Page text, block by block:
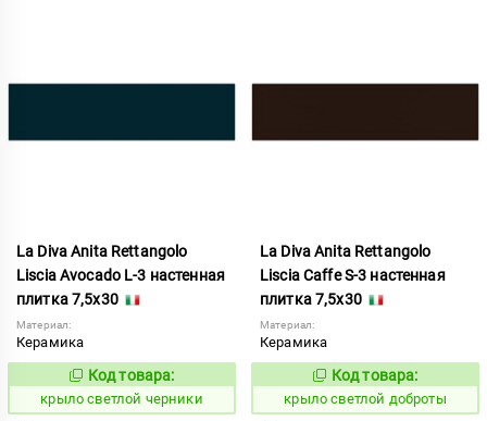
La Diva Anita Rettangolo
Liscia Avocado L-3 настенная
плитка 7,5x30
Материал:
Керамика
838619
Код товара:
крыло светлой черники
La Diva Anita Rettangolo
Liscia Caffe S-3 настенная
плитка 7,5x30
Материал:
Керамика
838622
Код товара:
крыло светлой доброты